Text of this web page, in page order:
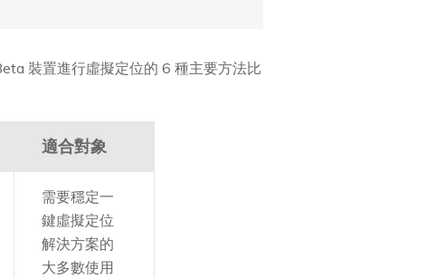
裝置進行虛擬定位的 6 種主要方法比
適合對象
需要穩定一
鍵虛擬定位
解決方案的
大多數使用